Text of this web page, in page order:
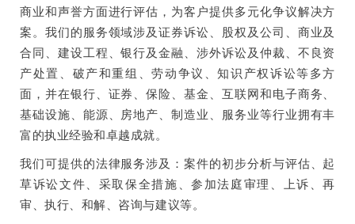
商业和声誉方面进行评估，为客户提供多元化争议解决方
案。我们的服务领域涉及证券诉讼、股权及公司、商业及
合同、建设工程、银行及金融、涉外诉讼及仲裁、不良资
产处置、破产和重组、劳动争议、知识产权诉讼等多方
面，并在银行、证券、保险、基金、互联网和电子商务、
基础设施、能源、房地产、制造业、服务业等行业拥有丰
富的执业经验和卓越成就。
我们可提供的法律服务涉及：案件的初步分析与评估、起
草诉讼文件、采取保全措施、参加法庭审理、上诉、再
审、执行、和解、咨询与建议等。